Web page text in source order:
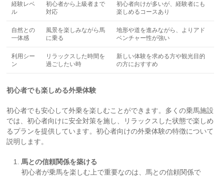
経験レベ
ル
初心者から上級者まで
対応
初心者向けが多いが、経験者にも
楽しめるコースあり
自然との
一体感
風景を楽しみながら馬
に乗る
地形や道を進みながら、よりアド
ベンチャー性が強い
利用シー
ン
リラックスした時間を
過ごしたい時
新しい体験を求める方や観光目的
の方におすすめ
初心者でも楽しめる外乗体験
初心者でも安心して外乗を楽しむことができます。多くの乗馬施設
では、初心者向けに安全対策を施し、リラックスした状態で楽しめ
るプランを提供しています。初心者向けの外乗体験の特徴について
説明します。
馬との信頼関係を築ける
初心者が乗馬を楽しむ上で重要なのは、馬との信頼関係で